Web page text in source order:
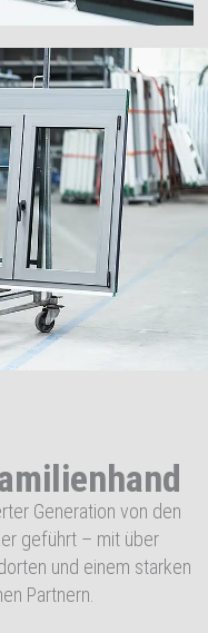
Generation von den
geführt – mit über
und einem starken
Partnern.